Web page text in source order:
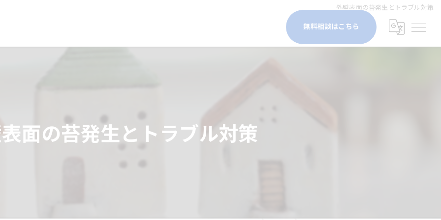
外壁表面の苔発生とトラブル対策
無料相談はこちら
面の苔発生とトラブル対策